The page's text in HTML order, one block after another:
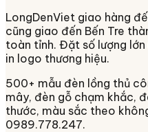
LongDenViet giao hàng
cũng giao đến Bến Tre
toàn tỉnh. Đặt số lượng
in logo thương hiệu.
500+ mẫu đèn lồng thủ
mây, đèn gỗ chạm khắc,
thước, màu sắc theo
0989.778.247.